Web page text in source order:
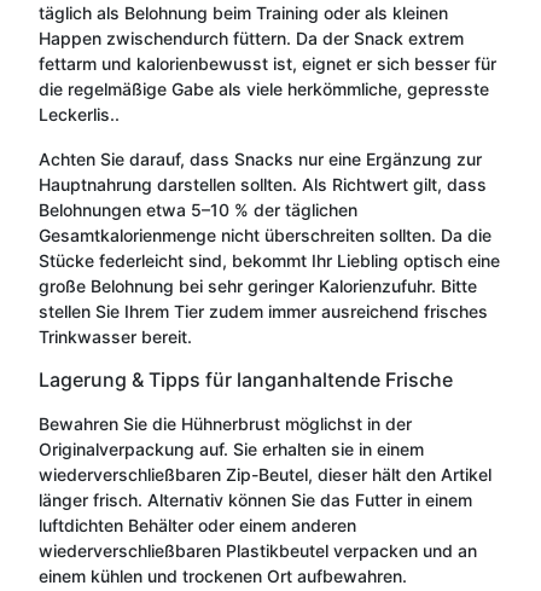
täglich als Belohnung beim Training oder als kleinen
Happen zwischendurch füttern. Da der Snack extrem
fettarm und kalorienbewusst ist, eignet er sich besser für
die regelmäßige Gabe als viele herkömmliche, gepresste
Leckerlis..
Achten Sie darauf, dass Snacks nur eine Ergänzung zur
Hauptnahrung darstellen sollten. Als Richtwert gilt, dass
Belohnungen etwa 5–10 % der täglichen
Gesamtkalorienmenge nicht überschreiten sollten. Da die
Stücke federleicht sind, bekommt Ihr Liebling optisch eine
große Belohnung bei sehr geringer Kalorienzufuhr. Bitte
stellen Sie Ihrem Tier zudem immer ausreichend frisches
Trinkwasser bereit.
Lagerung & Tipps für langanhaltende Frische
Bewahren Sie die Hühnerbrust möglichst in der
Originalverpackung auf. Sie erhalten sie in einem
wiederverschließbaren Zip-Beutel, dieser hält den Artikel
länger frisch. Alternativ können Sie das Futter in einem
luftdichten Behälter oder einem anderen
wiederverschließbaren Plastikbeutel verpacken und an
einem kühlen und trockenen Ort aufbewahren.